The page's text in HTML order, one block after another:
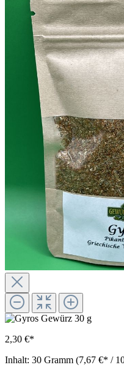
2,30 €*
Inhalt: 30 Gramm (7,67 €* /